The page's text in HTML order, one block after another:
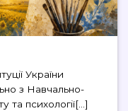
України
з Навчально-
психології[...]